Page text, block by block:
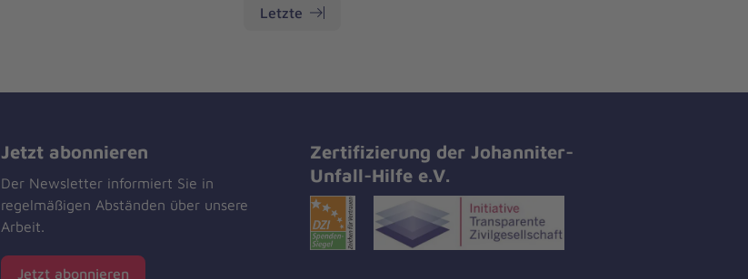
Letzte
Jetzt abonnieren
Der Newsletter informiert Sie in
regelmäßigen Abständen über unsere
Arbeit.
Jetzt abonnieren
Zertifizierung der Johanniter-
Unfall-Hilfe e.V.